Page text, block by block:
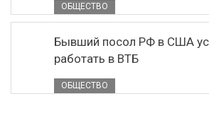
ОБЩЕСТВО
Бывший посол РФ в США
работать в ВТБ
ОБЩЕСТВО